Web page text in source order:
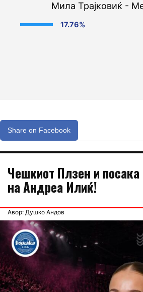
Мила Трајковиќ -
17.76%
Share on Facebook
Чешкиот Плзен и
на Андреа Илиќ!
Авор: Душко Андов